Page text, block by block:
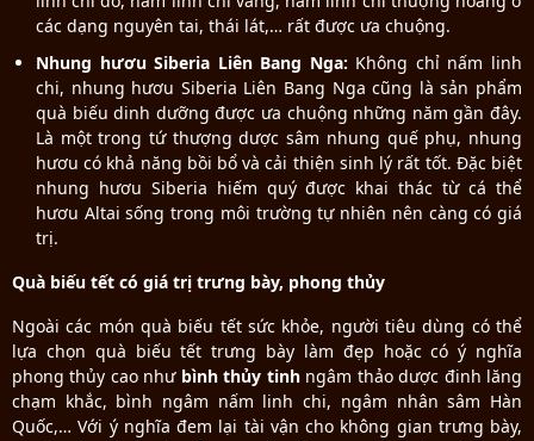
các dạng nguyên tai, thái lát,… rất được ưa chuộng.
Nhung hươu Siberia Liên Bang Nga: Không chỉ nấm linh
chi, nhung hươu Siberia Liên Bang Nga cũng là sản phẩm
quà biếu dinh dưỡng được ưa chuộng những năm gần đây.
Là một trong tứ thượng dược sâm nhung quế phụ, nhung
hươu có khả năng bồi bổ và cải thiện sinh lý rất tốt. Đặc biệt
nhung hươu Siberia hiếm quý được khai thác từ cá thể
hươu Altai sống trong môi trường tự nhiên nên càng có giá
trị.
Quà biếu tết có giá trị trưng bày, phong thủy
Ngoài các món quà biếu tết sức khỏe, người tiêu dùng có thể
lựa chọn quà biếu tết trưng bày làm đẹp hoặc có ý nghĩa
phong thủy cao như bình thủy tinhngâm thảo dược đinh lăng
chạm khắc, bình ngâm nấm linh chi, ngâm nhân sâm Hàn
Quốc,… Với ý nghĩa đem lại tài vận cho không gian trưng bày,